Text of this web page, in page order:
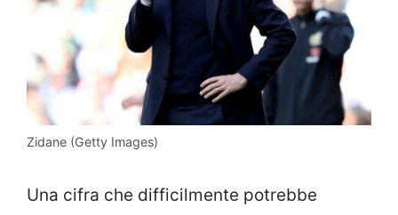
Zidane (Getty Images)
Una cifra che difficilmente potrebbe